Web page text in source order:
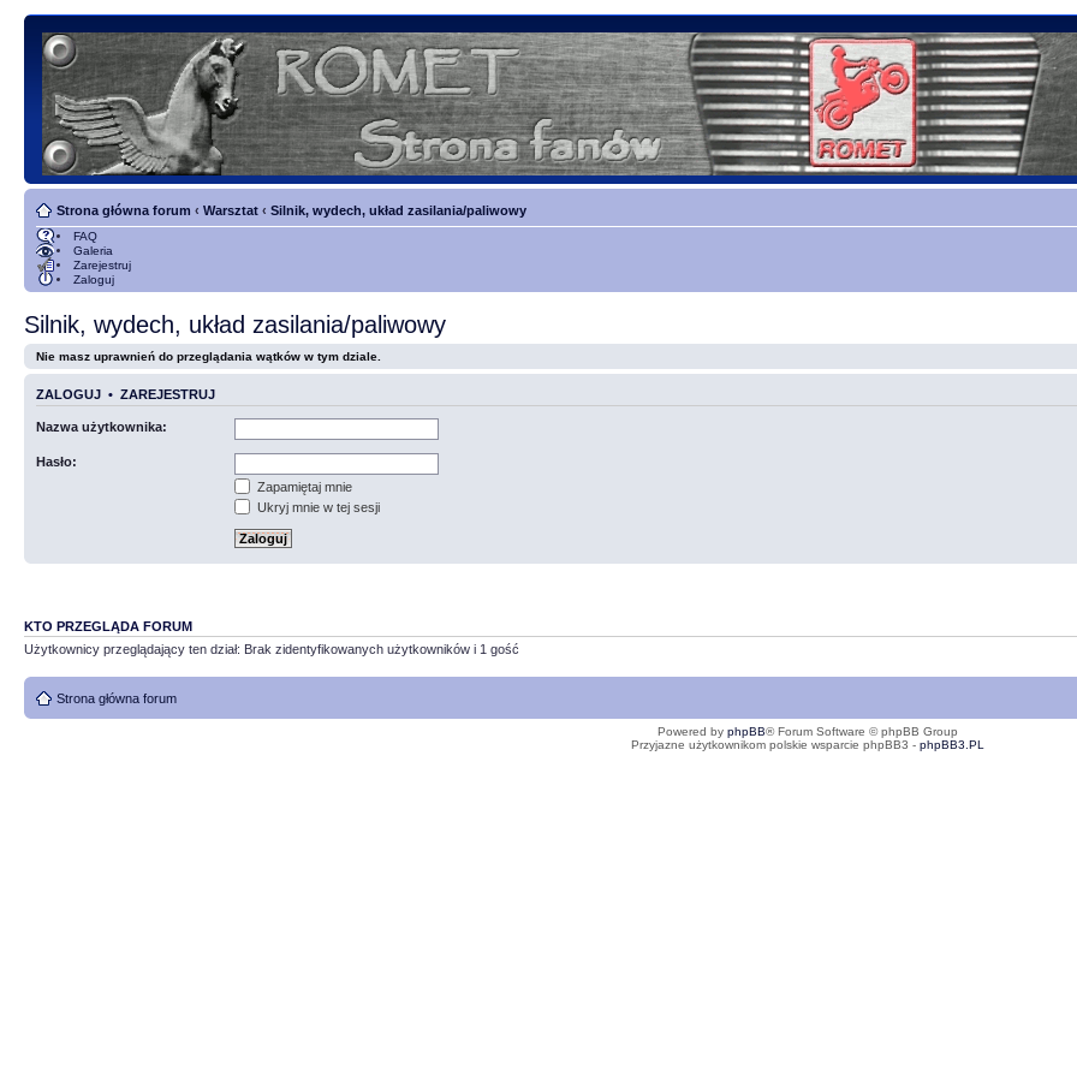
Strona główna forum ‹ Warsztat ‹ Silnik, wydech, układ zasilania/paliwowy
FAQ
Galeria
Zarejestruj
Zaloguj
Silnik, wydech, układ zasilania/paliwowy
Nie masz uprawnień do przeglądania wątków w tym dziale.
ZALOGUJ • ZAREJESTRUJ
Nazwa użytkownika:
Hasło:
Zapamiętaj mnie
Ukryj mnie w tej sesji
KTO PRZEGLĄDA FORUM
Użytkownicy przeglądający ten dział: Brak zidentyfikowanych użytkowników i 1 gość
Strona główna forum
Powered by phpBB® Forum Software © phpBB Group
Przyjazne użytkownikom polskie wsparcie phpBB3 - phpBB3.PL